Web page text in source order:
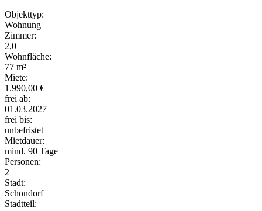
Objekttyp:
Wohnung
Zimmer:
2,0
Wohnfläche:
77 m²
Miete:
1.990,00 €
frei ab:
01.03.2027
frei bis:
unbefristet
Mietdauer:
mind. 90 Tage
Personen:
2
Stadt:
Schondorf
Stadtteil: